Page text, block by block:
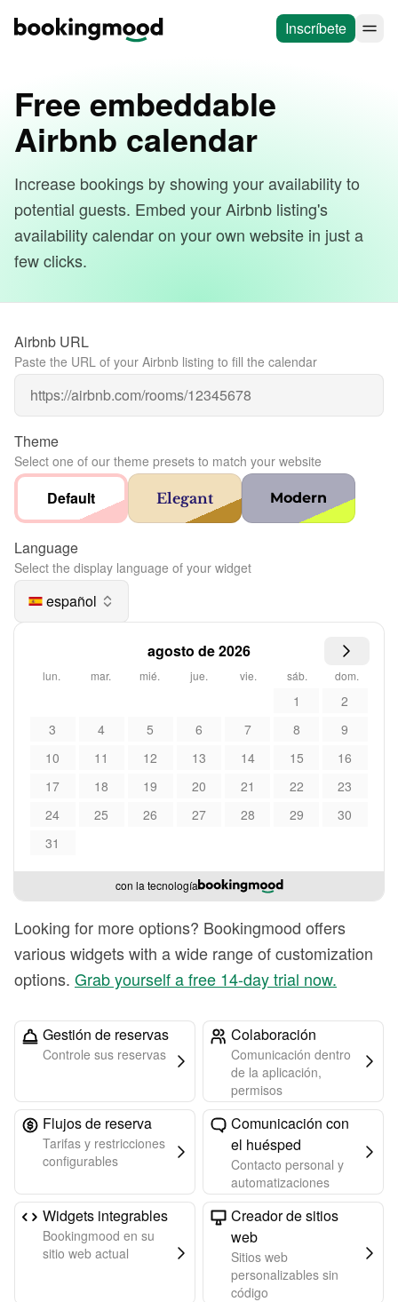
Inscríbete
Free embeddable
Airbnb calendar
Increase bookings by showing your availability to
potential guests. Embed your Airbnb listing's
availability calendar on your own website in just a
few clicks.
Airbnb URL
Paste the URL of your Airbnb listing to fill the calendar
Theme
Select one of our theme presets to match your website
Default Elegant Modern
Language
Select the display language of your widget
español
agosto de 2026
lun. mar. mié. jue. vie. sáb. dom.
1
2
3
4 5 6 7 8
9
10
11 12 13 14 15
16
17
18 19 20 21 22
23
24
25 26 27 28 29
30
31
con la tecnología
Looking for more options? Bookingmood offers
various widgets with a wide range of customization
options. Grab yourself a free 14-day trial now.
Gestión de reservas
Controle sus reservas
Colaboración
Comunicación dentro
de la aplicación,
permisos
Flujos de reserva
Tarifas y restricciones
configurables
Comunicación con
el huésped
Contacto personal y
automatizaciones
Widgets integrables
Bookingmood en su
sitio web actual
Creador de sitios
web
Sitios web
personalizables sin
código